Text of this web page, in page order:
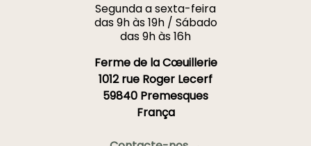
Segunda a sexta-feira
das 9h às 19h / Sábado
das 9h às 16h
Ferme de la Cœuillerie
1012 rue Roger Lecerf
59840 Premesques
França